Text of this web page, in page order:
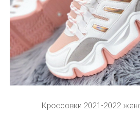
Кроссовки 2021-2022